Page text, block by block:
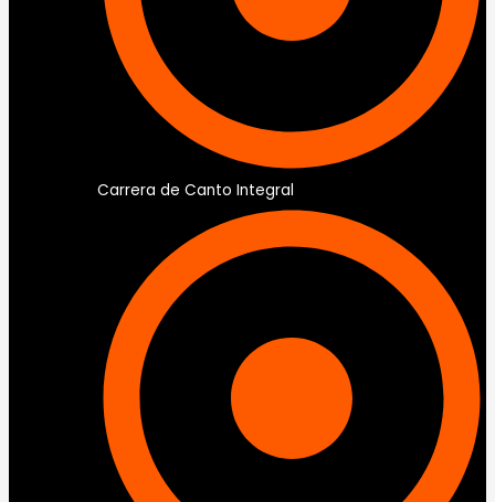
Carrera de Canto Integral